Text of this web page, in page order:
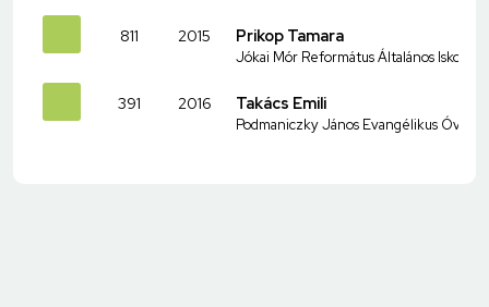
811 2015 Prikop Tamara
Jókai Mór Református Általános Iskola
391 2016 Takács Emili
Podmaniczky János Evangélikus Óvoda